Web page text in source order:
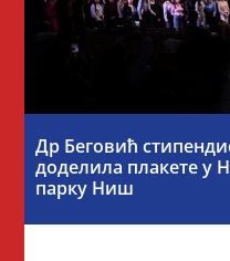
Др Беговић
доделила плакете у
парку Ниш